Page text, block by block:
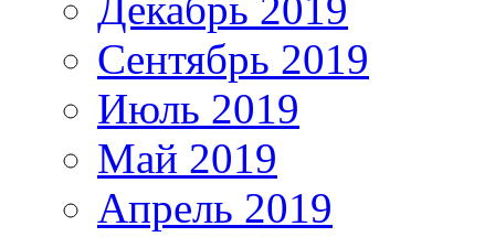
Сентябрь 2019
Июль 2019
Май 2019
Апрель 2019